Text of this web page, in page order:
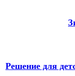
Решение для